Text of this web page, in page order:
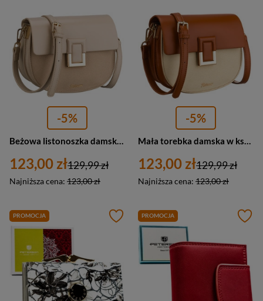
-5%
Beżowa listonoszka damska w kształcie podkówki zamykana klipsem magnetycznym - Peterson
123,00 zł
Najniższa cena: 123,00 zł
129,99 zł
-5%
Mała torebka damska w kształcie podkówki w kolorach ecru i brązowym, zamykana klipsem magnetycznym - Peterson
123,00 zł
Najniższa cena: 123,00 zł
129,99 zł
PROMOCJA PROMOCJA